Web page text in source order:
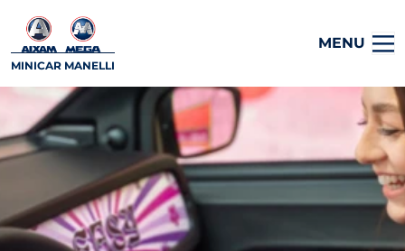
MINICAR MANELLI
MENU